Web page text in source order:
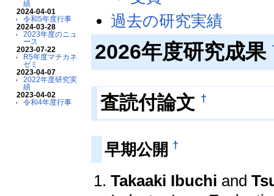
績
2024-04-01
令和5年度行事
2024-03-28
2023年度のニュ
ース
2023-07-22
R5年度マチカネ
ゼミ
2023-04-07
2022年度研究実
績
2023-04-02
令和4年度行事
過去の研究実績
2026年度研究成果
査読付論文 †
早期公開 †
Takaaki Ibuchi and